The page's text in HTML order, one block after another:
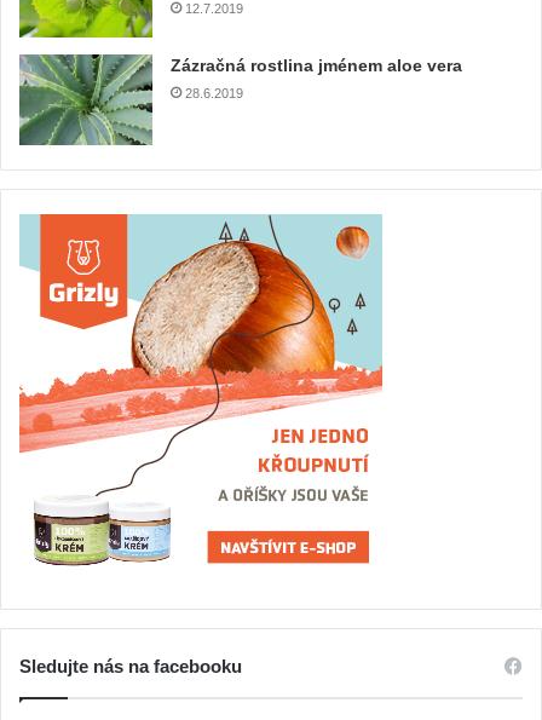
12.7.2019
Zázračná rostlina jménem aloe vera
28.6.2019
Sledujte nás na facebooku